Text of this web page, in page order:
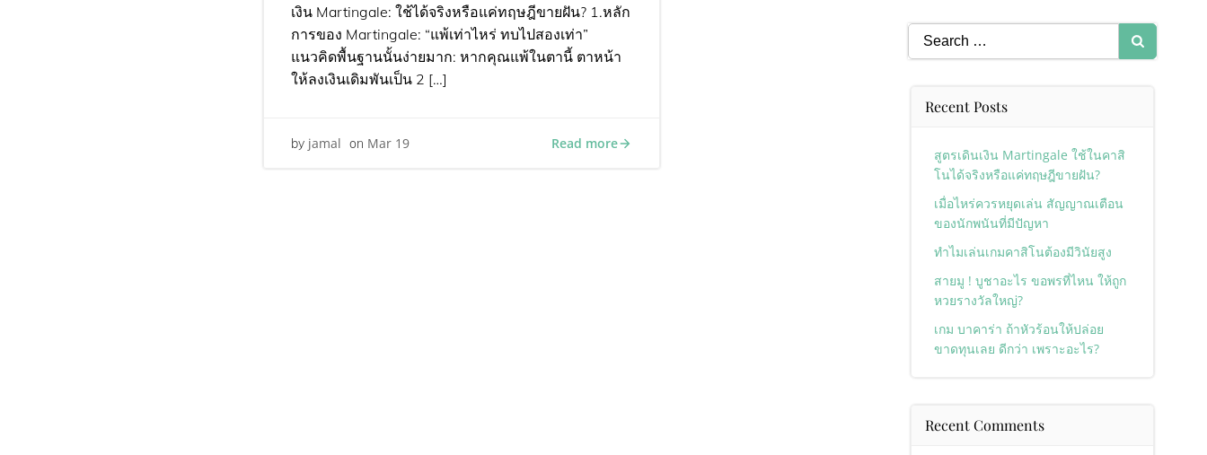
เงิน Martingale: ใช้ได้จริงหรือแค่ทฤษฎีขายฝัน? 1.หลัก
การของ Martingale: “แพ้เท่าไหร่ ทบไปสองเท่า”
แนวคิดพื้นฐานนั้นง่ายมาก: หากคุณแพ้ในตานี้ ตาหน้า
ให้ลงเงินเดิมพันเป็น 2 […]
by jamal on Mar 19 Read more
Search
for:
Recent Posts
สูตรเดินเงิน Martingale ใช้ในคาสิ
โนได้จริงหรือแค่ทฤษฎีขายฝัน?
เมื่อไหร่ควรหยุดเล่น สัญญาณเตือน
ของนักพนันที่มีปัญหา
ทำไมเล่นเกมคาสิโนต้องมีวินัยสูง
สายมู ! บูชาอะไร ขอพรที่ไหน ให้ถูก
หวยรางวัลใหญ่?
เกม บาคาร่า ถ้าหัวร้อนให้ปล่อย
ขาดทุนเลย ดีกว่า เพราะอะไร?
Recent Comments